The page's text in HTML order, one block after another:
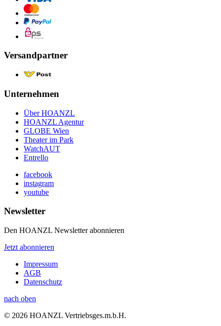
Versandpartner
Unternehmen
Über HOANZL
HOANZL Agentur
GLOBE Wien
Theater im Park
WatchAUT
Entrello
facebook
instagram
youtube
Newsletter
Den HOANZL Newsletter abonnieren
Jetzt abonnieren
Impressum
AGB
Datenschutz
nach oben
© 2026 HOANZL Vertriebsges.m.b.H.